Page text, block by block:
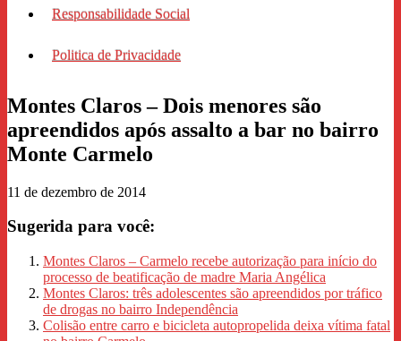
Responsabilidade Social
Politica de Privacidade
Montes Claros – Dois menores são
apreendidos após assalto a bar no bairro
Monte Carmelo
11 de dezembro de 2014
Sugerida para você:
Montes Claros – Carmelo recebe autorização para início do
processo de beatificação de madre Maria Angélica
Montes Claros: três adolescentes são apreendidos por tráfico
de drogas no bairro Independência
Colisão entre carro e bicicleta autopropelida deixa vítima fatal